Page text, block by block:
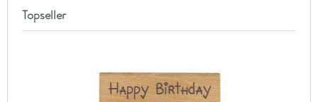
Topseller